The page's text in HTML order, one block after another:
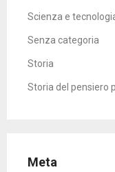
Scienza e
Senza categoria
Storia
Storia del pensiero
Meta